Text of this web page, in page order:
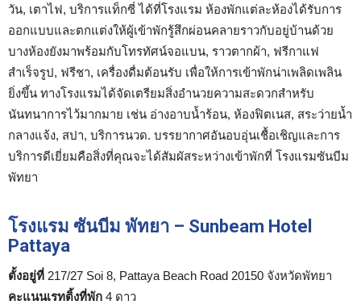
วัน, เตาไฟ, บริการแท็กซี่ ได้ที่โรงแรม ห้องพักแต่ละห้องได้รับการ
ออกแบบและตกแต่งให้ผู้เข้าพักรู้สึกผ่อนคลายราวกับอยู่บ้านด้วย
บางห้องยังมาพร้อมกับโทรทัศน์จอแบน, ราวตากผ้า, ฟรีกาแฟ
สำเร็จรูป, ฟรีชา, เครื่องดื่มต้อนรับ เพื่อให้การเข้าพักน่าเพลิดเพลิน
ยิ่งขึ้น ทางโรงแรมได้จัดเตรียมสิ่งอำนวยความสะดวกสำหรับ
นันทนาการไว้มากมาย เช่น อ่างอาบน้ำร้อน, ห้องฟิตเนส, สระว่ายน้ำ
กลางแจ้ง, สปา, บริการนวด. บรรยากาศอันอบอุ่นเชื้อเชิญและการ
บริการดีเยี่ยมคือสิ่งที่คุณจะได้สัมผัสระหว่างเข้าพักที่ โรงแรมซันบีม
พัทยา
โรงแรม ซันบีม พัทยา – Sunbeam Hotel
Pattaya
ตั้งอยู่ที่ 217/27 Soi 8, Pattaya Beach Road 20150 จังหวัดพัทยา
คะแนนเรทติ้งที่พัก 4 ดาว